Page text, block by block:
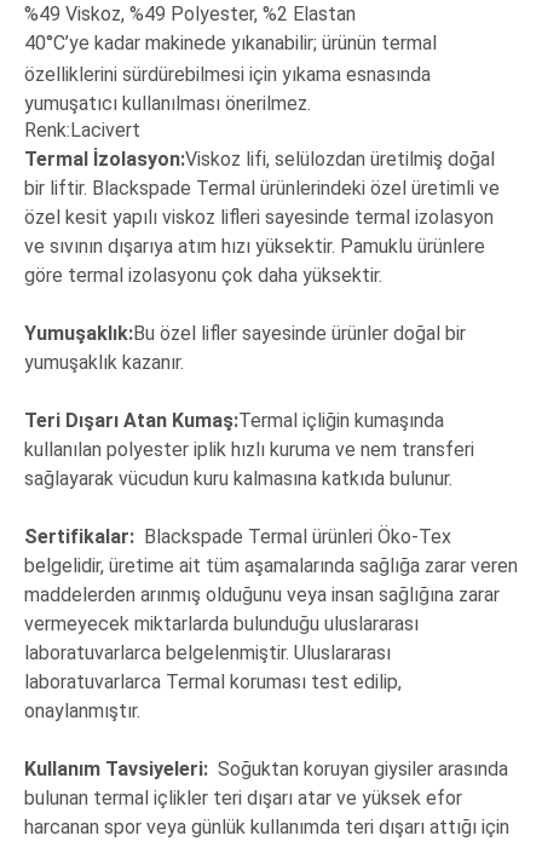
%49 Viskoz, %49 Polyester, %2 Elastan
40°C’ye kadar makinede yıkanabilir; ürünün termal
özelliklerini sürdürebilmesi için yıkama esnasında
yumuşatıcı kullanılması önerilmez.
Renk:Lacivert
Termal İzolasyon:Viskoz lifi, selülozdan üretilmiş doğal
bir liftir. Blackspade Termal ürünlerindeki özel üretimli ve
özel kesit yapılı viskoz lifleri sayesinde termal izolasyon
ve sıvının dışarıya atım hızı yüksektir. Pamuklu ürünlere
göre termal izolasyonu çok daha yüksektir.
Yumuşaklık:Bu özel lifler sayesinde ürünler doğal bir
yumuşaklık kazanır.
Teri Dışarı Atan Kumaş:Termal içliğin kumaşında
kullanılan polyester iplik hızlı kuruma ve nem transferi
sağlayarak vücudun kuru kalmasına katkıda bulunur.
Sertifikalar: Blackspade Termal ürünleri Öko-Tex
belgelidir, üretime ait tüm aşamalarında sağlığa zarar veren
maddelerden arınmış olduğunu veya insan sağlığına zarar
vermeyecek miktarlarda bulunduğu uluslararası
laboratuvarlarca belgelenmiştir. Uluslararası
laboratuvarlarca Termal koruması test edilip,
onaylanmıştır.
Kullanım Tavsiyeleri: Soğuktan koruyan giysiler arasında
bulunan termal içlikler teri dışarı atar ve yüksek efor
harcanan spor veya günlük kullanımda teri dışarı attığı için